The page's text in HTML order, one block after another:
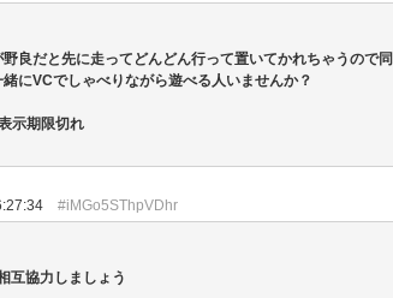
良だと先に走ってどんどん行って置いてかれちゃうので同
緒にVCでしゃべりながら遊べる人いませんか？
示期限切れ
#iMGo5SThpVDhr
互協力しましょう